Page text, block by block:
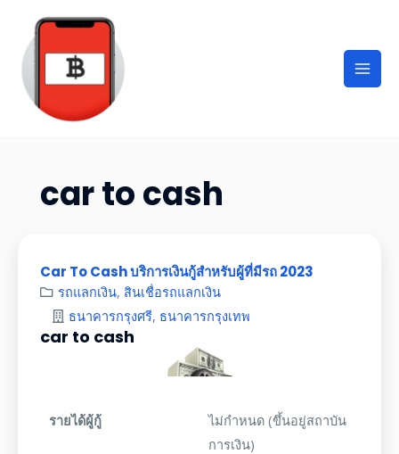
car to cash
Car To Cash บริการเงินกู้สำหรับผู้ที่มีรถ 2023
รถแลกเงิน, สินเชื่อรถแลกเงิน
ธนาคารกรุงศรี, ธนาคารกรุงเทพ
car to cash
รายได้ผู้กู้
ไม่กำหนด (ขึ้นอยู่สถาบัน
การเงิน)